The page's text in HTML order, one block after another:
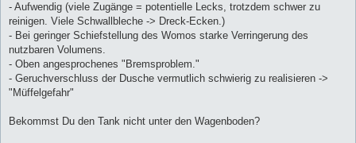
- Aufwendig (viele Zugänge = potentielle Lecks, trotzdem schwer zu
reinigen. Viele Schwallbleche -> Dreck-Ecken.)
- Bei geringer Schiefstellung des Womos starke Verringerung des
nutzbaren Volumens.
- Oben angesprochenes "Bremsproblem."
- Geruchverschluss der Dusche vermutlich schwierig zu realisieren ->
"Müffelgefahr"
Bekommst Du den Tank nicht unter den Wagenboden?